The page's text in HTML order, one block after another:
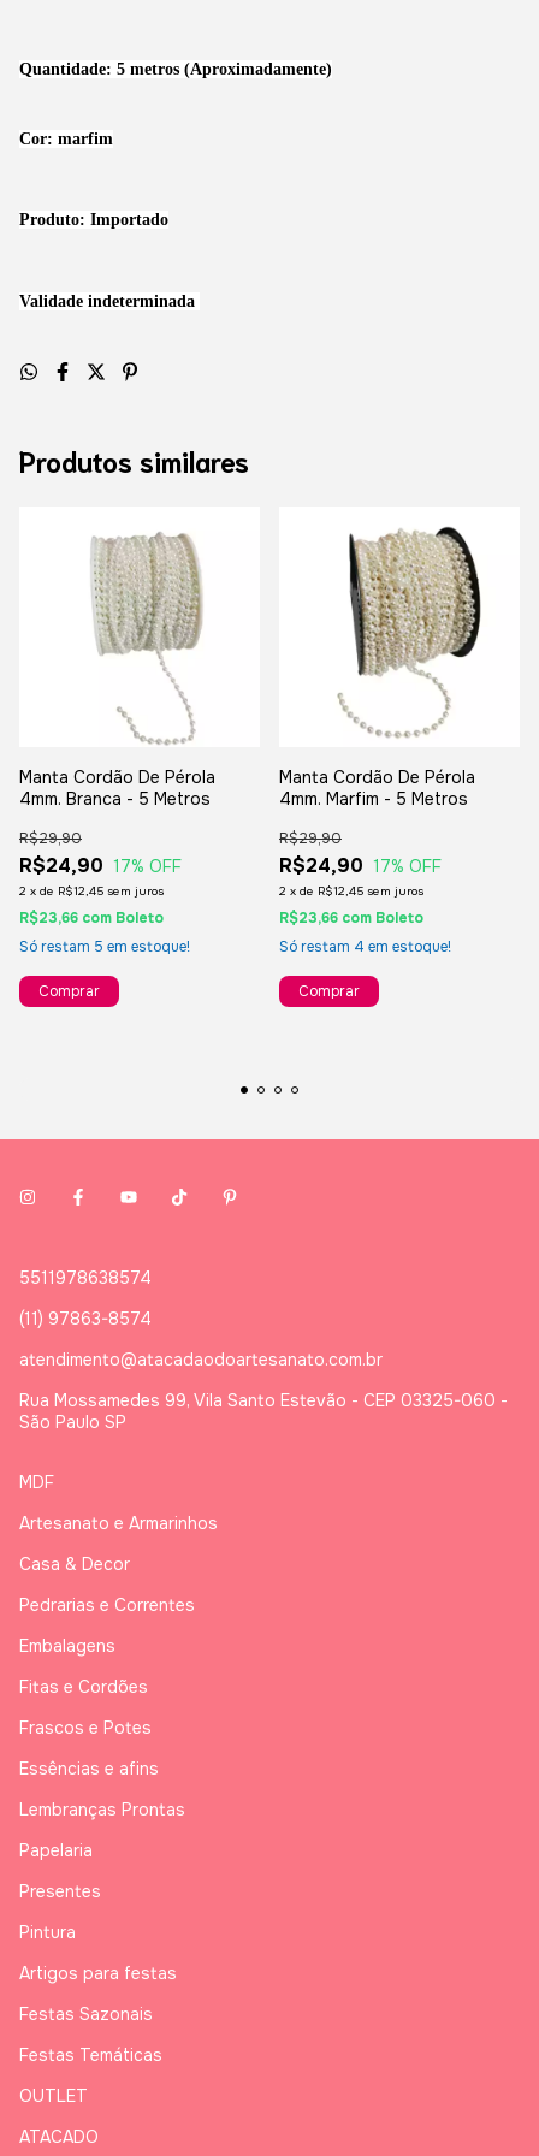
Quantidade: 5 metros (Aproximadamente)
Cor: marfim
Produto: Importado
Validade indeterminada
Produtos similares
Manta Cordão De Pérola
4mm. Branca - 5 Metros
R$24,90
R$29,90
17% OFF
2 x de R$12,45 sem juros
R$23,66 com Boleto
Só restam 5 em estoque!
Manta Cordão De Pérola
4mm. Marfim - 5 Metros
R$24,90
R$29,90
17% OFF
2 x de R$12,45 sem juros
R$23,66 com Boleto
Só restam 4 em estoque!
5511978638574
(11) 97863-8574
atendimento@atacadaodoartesanato.com.br
Rua Mossamedes 99, Vila Santo Estevão - CEP 03325-060 -
São Paulo SP
MDF
Artesanato e Armarinhos
Casa & Decor
Pedrarias e Correntes
Embalagens
Fitas e Cordões
Frascos e Potes
Essências e afins
Lembranças Prontas
Papelaria
Presentes
Pintura
Artigos para festas
Festas Sazonais
Festas Temáticas
OUTLET
ATACADO